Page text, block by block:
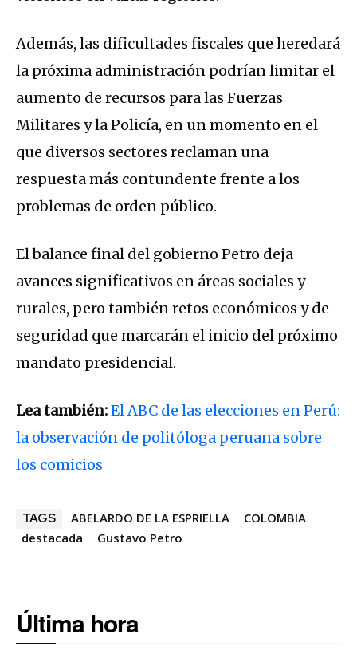
Además, las dificultades fiscales que heredará
la próxima administración podrían limitar el
aumento de recursos para las Fuerzas
Militares y la Policía, en un momento en el
que diversos sectores reclaman una
respuesta más contundente frente a los
problemas de orden público.
El balance final del gobierno Petro deja
avances significativos en áreas sociales y
rurales, pero también retos económicos y de
seguridad que marcarán el inicio del próximo
mandato presidencial.
Lea también:El ABC de las elecciones en Perú:
la observación de politóloga peruana sobre
los comicios
TAGS ABELARDO DE LA ESPRIELLA
COLOMBIA
destacada
Gustavo Petro
Última hora